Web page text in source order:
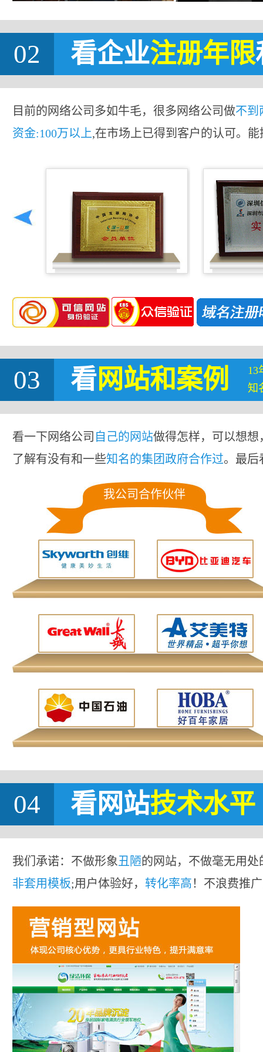
02 看企业注册年限
目前的网络公司多如牛毛，很多网络公司做不到
资金:100万以上,在市场上已得到客户的认可。
03 看网站和案例
13
知
看一下网络公司 自己的网站做得怎样，可以想
了解有没有和一些知名的集团政府合作过。最后
我公司合作伙伴
04 看网站技术水平
我们承诺：不做形象丑陋的网站，不做毫无用处
非套用模板;用户体验好， 转化率高！不浪费推